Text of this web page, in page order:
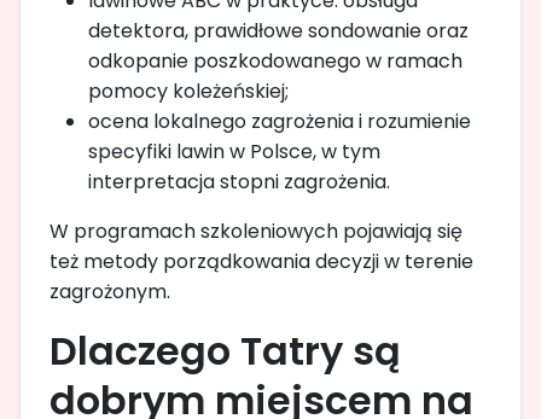
detektora, prawidłowe sondowanie oraz
odkopanie poszkodowanego w ramach
pomocy koleżeńskiej;
ocena lokalnego zagrożenia i rozumienie
specyfiki lawin w Polsce, w tym
interpretacja stopni zagrożenia.
W programach szkoleniowych pojawiają się
też metody porządkowania decyzji w terenie
zagrożonym.
Dlaczego Tatry są
dobrym miejscem na